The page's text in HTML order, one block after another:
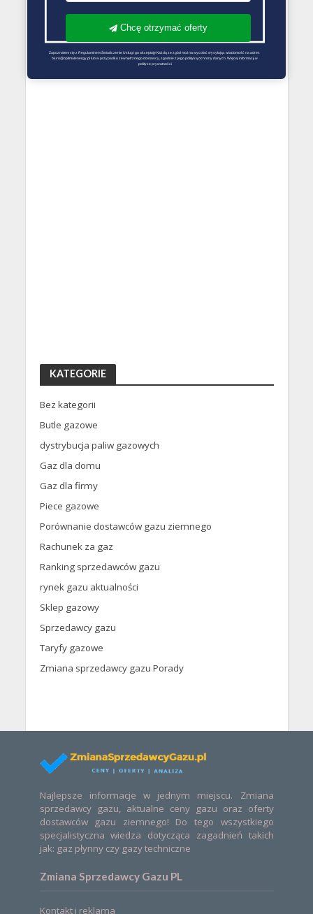
KATEGORIE
Bez kategorii
Butle gazowe
dystrybucja paliw gazowych
Gaz dla domu
Gaz dla firmy
Piece gazowe
Porównanie dostawców gazu ziemnego
Rachunek za gaz
Ranking sprzedawców gazu
rynek gazu aktualności
Sklep gazowy
Sprzedawcy gazu
Taryfy gazowe
Zmiana sprzedawcy gazu Porady
Najlepsze informacje w jednym miejscu. Zmiana
sprzedawcy gazu, aktualne ceny gazu oraz oferty
dostawców gazu ziemnego! Do tego wszystkiego
specjalistyczna wiedza dotycząca zagadnień takich
jak: gaz płynny czy gazy techniczne
Zmiana Sprzedawcy Gazu PL
Kontakt i reklama
Chcę otrzymać oferty
Zapoznałem się z Regulaminem Świadczenie Usług i go akceptuję Każdą ze zgód można wycofać wysyłając wiadomość na adres
biuro@optimalenergy.pl lub w przypadku zewnętrznego dostawcy, zgodnie z jego polityką ochrony danych. Więcej informacji w
polityce prywatności